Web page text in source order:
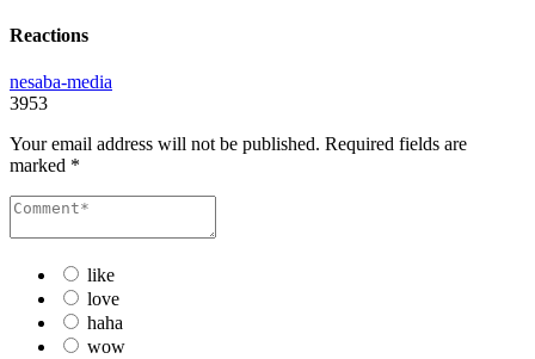
Reactions
nesaba-media
3953
Your email address will not be published. Required fields are
marked *
like
love
haha
wow